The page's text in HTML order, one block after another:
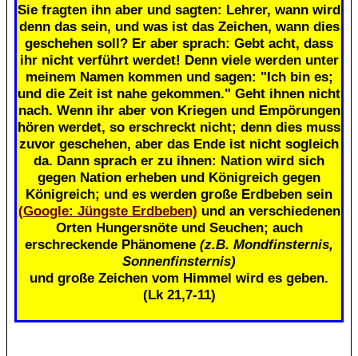
Sie fragten ihn aber und sagten: Lehrer, wann wird
denn das sein, und was ist das Zeichen, wann dies
geschehen soll? Er aber sprach: Gebt acht, dass
ihr nicht verführt werdet! Denn viele werden unter
meinem Namen kommen und sagen: "Ich bin es;
und die Zeit ist nahe gekommen." Geht ihnen nicht
nach. Wenn ihr aber von Kriegen und Empörungen
hören werdet, so erschreckt nicht; denn dies muss
zuvor geschehen, aber das Ende ist nicht sogleich
da. Dann sprach er zu ihnen: Nation wird sich
gegen Nation erheben und Königreich gegen
Königreich; und es werden große Erdbeben sein
(Google: Jüngste Erdbeben) und an verschiedenen
Orten Hungersnöte und Seuchen; auch
erschreckende Phänomene (z.B. Mondfinsternis,
Sonnenfinsternis)
und große Zeichen vom Himmel wird es geben.
(Lk 21,7-11)